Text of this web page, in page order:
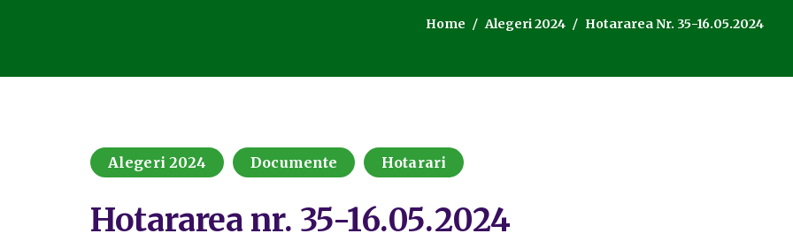
Home Alegeri 2024 Hotararea Nr. 35-16.05.2024
Alegeri 2024 Documente Hotarari
Hotararea nr. 35-16.05.2024